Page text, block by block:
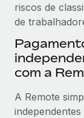
riscos de
de
com a
A Remote
independentes